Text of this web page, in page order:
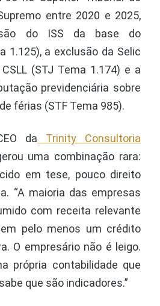
entre 2020 e 2025,
do ISS da base do
1.125), a exclusão da Selic
(STJ Tema 1.174) e a
previdenciária sobre
férias (STF Tema 985).
da Trinity Consultoria
uma combinação rara:
em tese, pouco direito
“A maioria das empresas
com receita relevante
pelo menos um crédito
O empresário não é leigo.
própria contabilidade que
que são indicadores.”